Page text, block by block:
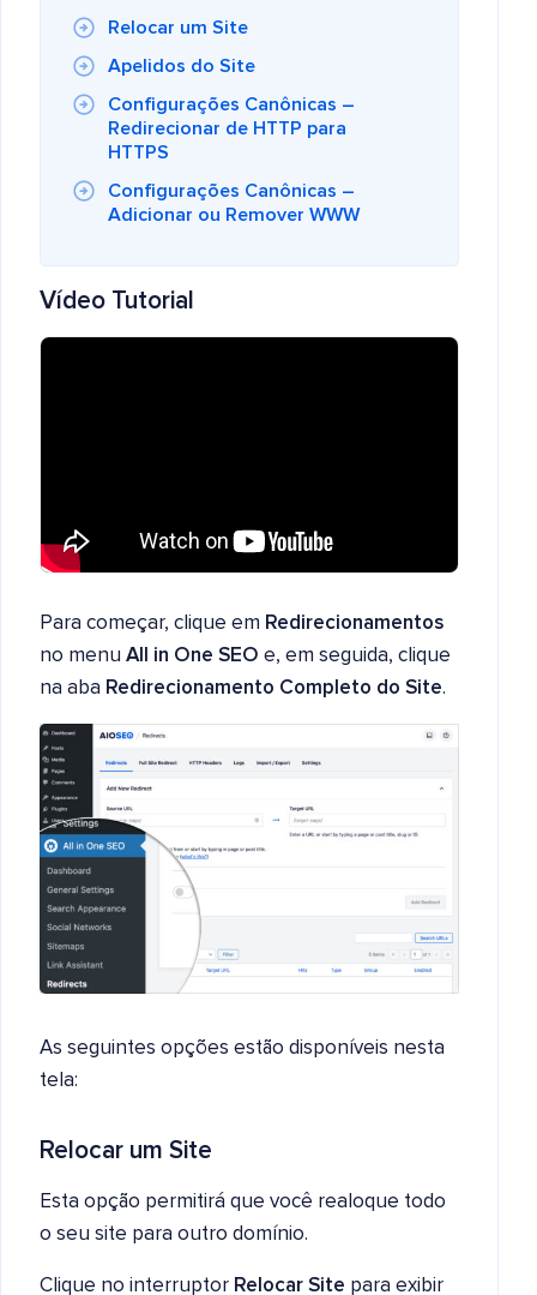
Relocar um Site
Apelidos do Site
Configurações Canônicas –
Redirecionar de HTTP para
HTTPS
Configurações Canônicas –
Adicionar ou Remover WWW
Vídeo Tutorial
Para começar, clique em Redirecionamentos
no menu All in One SEO e, em seguida, clique
na aba Redirecionamento Completo do Site.
As seguintes opções estão disponíveis nesta
tela:
Relocar um Site
Esta opção permitirá que você realoque todo
o seu site para outro domínio.
Clique no interruptor Relocar Site para exibir